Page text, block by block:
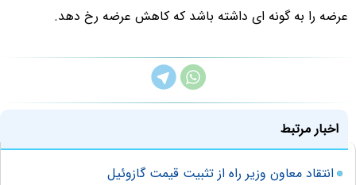
عرضه را به گونه ای داشته باشد که کاهش عرضه رخ دهد.
اخبار مرتبط
انتقاد معاون وزیر راه از تثبیت قیمت گازوئیل